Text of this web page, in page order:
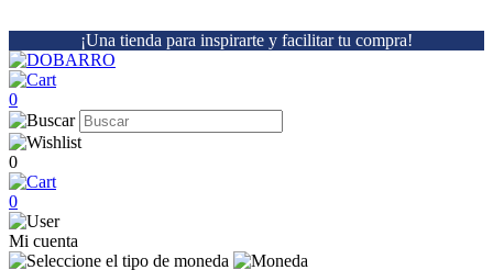
¡Una tienda para inspirarte y facilitar tu compra!
0
0
0
Mi cuenta